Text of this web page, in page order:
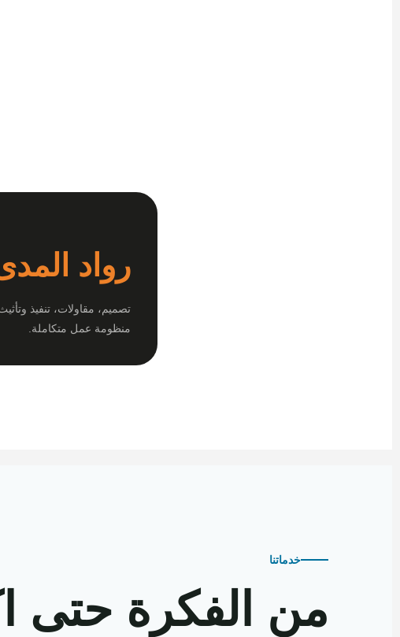
رواد
تصميم، مقاولات، تنفيذ
منظومة عمل متكاملة.
خدماتنا
من الفكرة حتى